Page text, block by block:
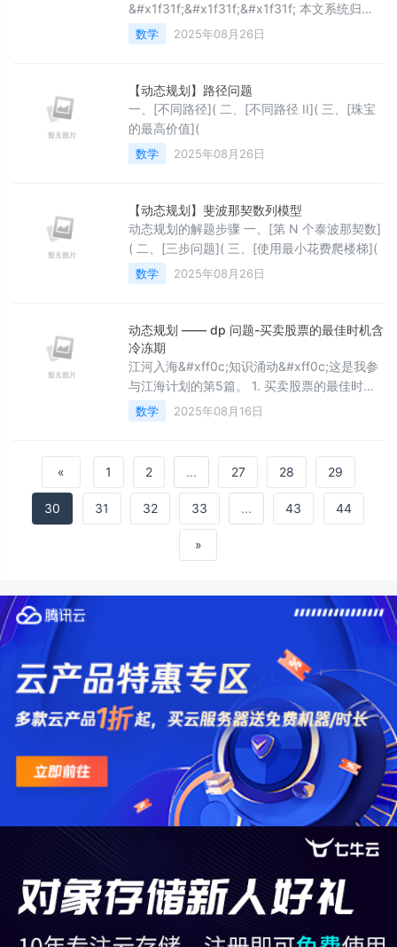
&#x1f31f;&#x1f31f;&#x1f31f; 本文系统归纳
了数据结构与算法中图论的核心知识点与实践
方法&#xff0c;通过分层递进的结构帮助读者掌
图的存储与基本操作 详解邻接矩阵与邻接表两
种存储结构的实现原理&#xff0c;提供代码算法
思路与核心代码实现&#xff08;如6.2.1/6.2.2题
&#
数学 2025年08月26日
【动态规划】路径问题
一、[不同路径]( 二、[不同路径 II]( 三、[珠宝
的最高价值](
数学 2025年08月26日
【动态规划】斐波那契数列模型
动态规划的解题步骤 一、[第 N 个泰波那契数]
( 二、[三步问题]( 三、[使用最小花费爬楼梯](
数学 2025年08月26日
动态规划 —— dp 问题-买卖股票的最佳时机含
冷冻期
江河入海&#xff0c;知识涌动&#xff0c;这是我参
与江海计划的第5篇。 1. 买卖股票的最佳时机
含冷冻期 题目链接&#xff1a; 309. 买卖股票的
最佳时机含冷冻期 - 力扣
数学 2025年08月16日
« 1 2 ... 27 28 29
30 31 32 33 ... 43 44
»